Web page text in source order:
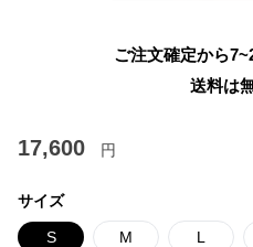
ご注文確定から
送料は
17,600 円
サイズ
S M L